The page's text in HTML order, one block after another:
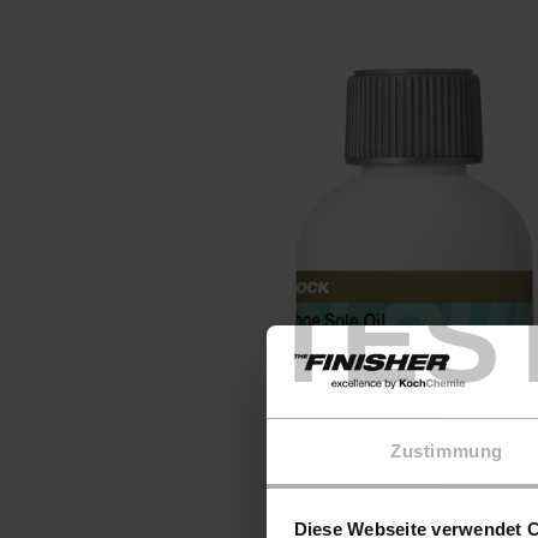
Zustimmung
Diese Webseite verwendet